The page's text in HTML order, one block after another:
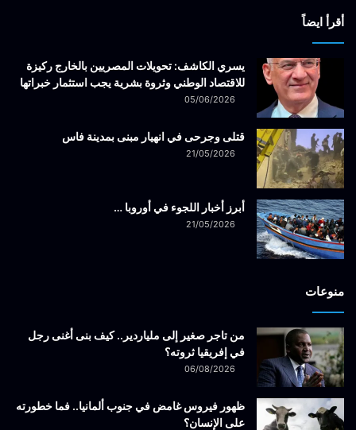
أقرأ ايضاً
يسري الكاشف: تحويلات المصريين بالخارج ركيزة
للاقتصاد الوطني وثروة بشرية يجب استثمار خبراتها
05/06/2026
قتلى وجرحى في انهيار مبنى بمدينة فاس
21/05/2026
أبرز أخبار اللجوء في أوروبا …
21/05/2026
منوعات
من تاجر صغير إلى ملياردير.. كيف بنى أغنى رجل
في إفريقيا ثروته؟
06/08/2026
ظهور فيروس غامض في جنوب ألمانيا.. فما خطورته
على الإنسان؟